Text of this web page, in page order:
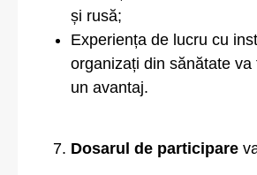
și rusă;
Experiența de lucru cu
organizați din sănătate va
un avantaj.
Dosarul de participare